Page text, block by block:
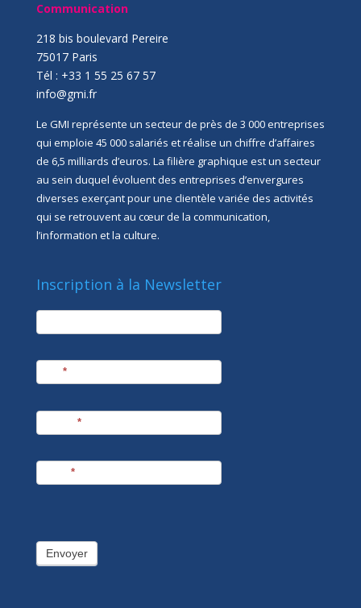
Communication
218 bis boulevard Pereire
75017 Paris
Tél : +33 1 55 25 67 57
info@gmi.fr
Le GMI représente un secteur de près de 3 000 entreprises
qui emploie 45 000 salariés et réalise un chiffre d’affaires
de 6,5 milliards d’euros. La filière graphique est un secteur
au sein duquel évoluent des entreprises d’envergures
diverses exerçant pour une clientèle variée des activités
qui se retrouvent au cœur de la communication,
l’information et la culture.
Inscription à la Newsletter
newsletter
*
*
*
Envoyer